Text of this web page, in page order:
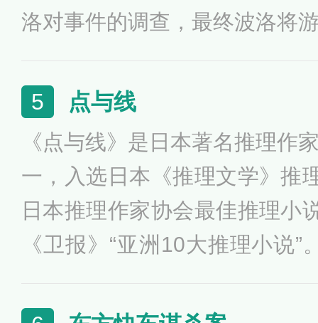
洛对事件的调查，最终波洛将
小姐和她朋友杰奎琳·德·贝尔
婚了，他们乘坐由英国驶向埃
度蜜月。这艘游艇上载着来
媛、没落贵族……这本是一次
然而发生在游艇上的连环谋杀
亡之旅”。
5 点与线
《点与线》是日本著名推理作
一，入选日本《推理文学》推
日本推理作家协会最佳推理小
《卫报》“亚洲10大推理小说
作为开业50周年纪念节目翻